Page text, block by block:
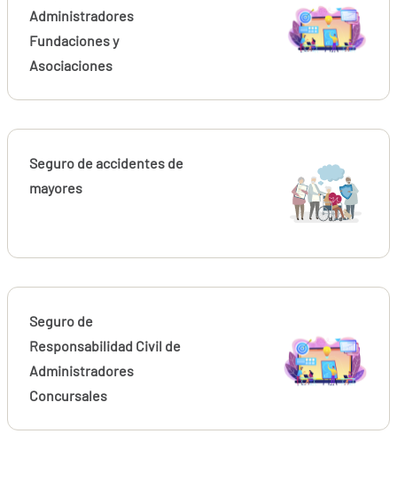
Administradores
Fundaciones y
Asociaciones
Seguro de accidentes de
mayores
Seguro de
Responsabilidad Civil de
Administradores
Concursales